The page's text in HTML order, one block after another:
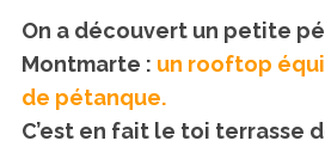
On a découvert un petite
Montmarte : un rooftop
de pétanque.
C’est en fait le toi terrasse